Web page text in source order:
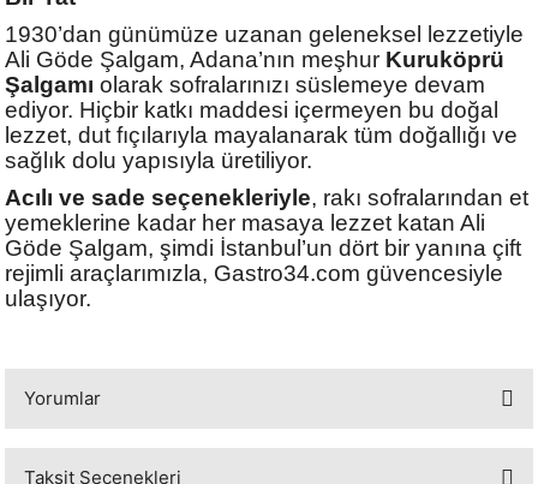
1930’dan günümüze uzanan geleneksel lezzetiyle
Ali Göde Şalgam, Adana’nın meşhur Kuruköprü
Şalgamı olarak sofralarınızı süslemeye devam
ediyor. Hiçbir katkı maddesi içermeyen bu doğal
lezzet, dut fıçılarıyla mayalanarak tüm doğallığı ve
sağlık dolu yapısıyla üretiliyor.
Acılı ve sade seçenekleriyle, rakı sofralarından et
yemeklerine kadar her masaya lezzet katan Ali
Göde Şalgam, şimdi İstanbul’un dört bir yanına çift
rejimli araçlarımızla, Gastro34.com güvencesiyle
ulaşıyor.
Yorumlar
Taksit Seçenekleri